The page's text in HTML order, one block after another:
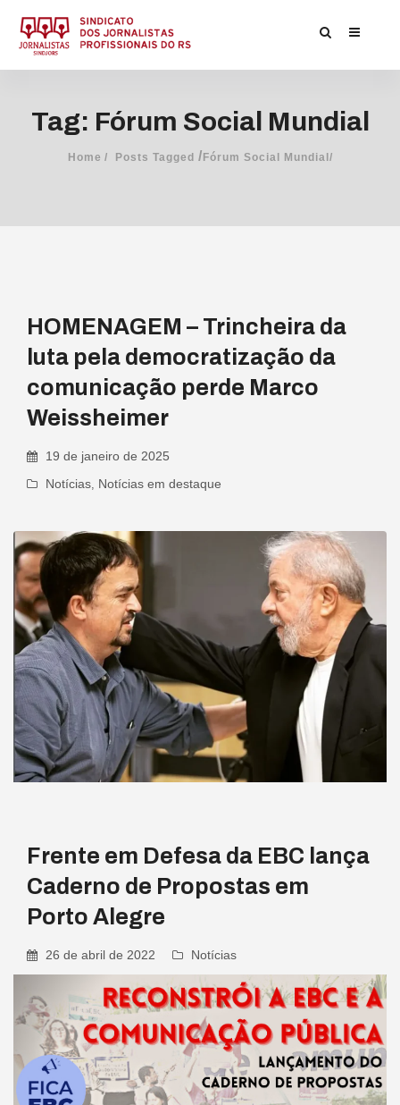
Tag: Fórum Social Mundial
Home Posts Tagged / Fórum Social Mundial/
HOMENAGEM – Trincheira da
luta pela democratização da
comunicação perde Marco
Weissheimer
19 de janeiro de 2025
Notícias, Notícias em destaque
Frente em Defesa da EBC lança
Caderno de Propostas em
Porto Alegre
26 de abril de 2022 Notícias